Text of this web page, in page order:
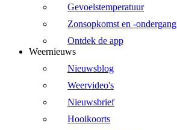
Gevoelstemperatuur
Zonsopkomst en -ondergang
Ontdek de app
Weernieuws
Nieuwsblog
Weervideo's
Nieuwsbrief
Hooikoorts